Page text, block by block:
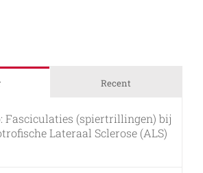
Recent
Fasciculaties (spiertrillingen) bij
Lateraal Sclerose (ALS)